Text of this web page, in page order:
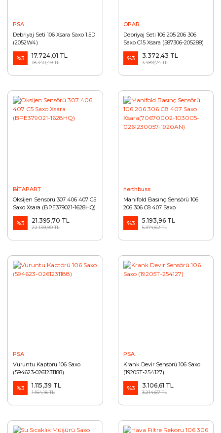
PSA
Debriyaj Seti 106 Xsara Saxo 1.5D
(2052W4)
%3 17.724,01 TL
18.340,49 TL
OPAR
Debriyaj Seti 106 205 206 306
Saxo C15 Xsara (587306-205288)
%3 3.372,43 TL
3.489,74 TL
BİTAPART
Oksijen Sensörü 307 406 407 C5
Saxo Xsara (BPE379021-1628HQ)
%3 21.395,70 TL
22.139,90 TL
herthbuss
Manifold Basınç Sensörü 106
206 306 C8 407 Saxo
Xsara(70670002-103005-
0261230057-1920AN)
%3 5.193,96 TL
5.374,62 TL
PSA
Vuruntu Kaptörü 106 Saxo
(594623-0261231188)
%3 1.115,39 TL
1.154,18 TL
PSA
Krank Devir Sensörü 106 Saxo
(19205T-254127)
%3 3.106,61 TL
3.214,67 TL